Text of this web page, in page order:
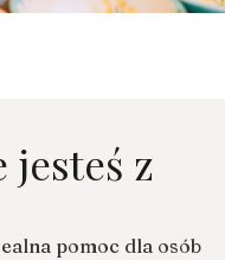
jesteś z
pomoc dla osób